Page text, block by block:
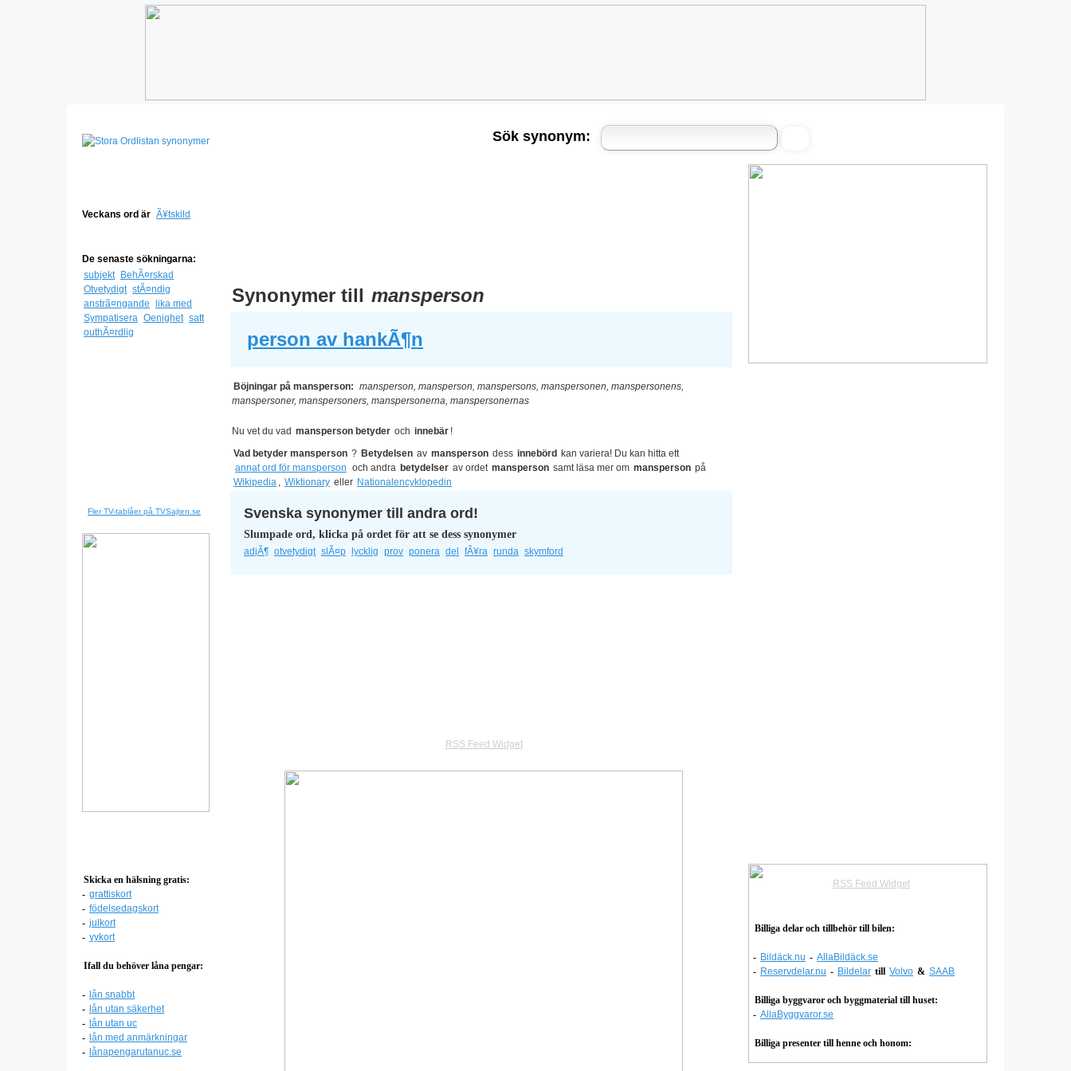
Veckans ord är Ã¥tskild
De senaste sökningarna:
subjekt
BehÃ¤rskad
Otvetydigt stÃ¤ndig
anstrã¤ngande
lika med
Sympatisera Oenighet satt
outhÃ¤rdlig
Fler TV-tablåer på TVSajten.se
Skicka en hälsning gratis:
- grattiskort
- födelsedagskort
- julkort
- vykort
Ifall du behöver låna pengar:
- lån snabbt
- lån utan säkerhet
- lån utan uc
- lån med anmärkningar
- lånapengarutanuc.se
RSS Feed Widget
Billiga delar och tillbehör till bilen:
- Bildäck.nu - AllaBildäck.se
- Reservdelar.nu - Bildelar till Volvo & SAAB
Billiga byggvaror och byggmaterial till huset:
- AllaByggvaror.se
Billiga presenter till henne och honom:
Sök synonym:
Synonymer till mansperson
person av hankÃ¶n
Böjningar på mansperson: mansperson, mansperson, manspersons, manspersonen, manspersonens,
manspersoner, manspersoners, manspersonerna, manspersonernas
Nu vet du vad mansperson betyder och innebär !
Vad betyder mansperson ? Betydelsen av mansperson dess innebörd
kan variera! Du kan hitta ett
annat ord för mansperson och andra betydelser av ordet mansperson samt läsa mer om mansperson på
Wikipedia , Wiktionary eller Nationalencyklopedin
Svenska synonymer till andra ord!
Slumpade ord, klicka på ordet för att se dess synonymer
adjÃ¶ otvetydigt slÃ¤p lycklig prov ponera del fÃ¥ra runda skymford
RSS Feed Widget